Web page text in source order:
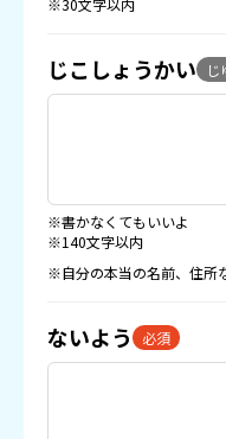
※30文字以内
じこしょうかい じ
※書かなくてもいいよ
※140文字以内
※自分の本当の名前、住所
ないよう 必須